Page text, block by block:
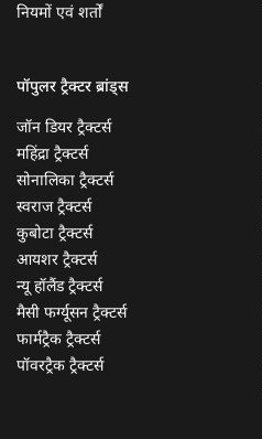
नियमों एवं शर्तों
पॉपुलर ट्रैक्टर ब्रांड्स
जॉन डियर ट्रैक्टर्स
महिंद्रा ट्रैक्टर्स
सोनालिका ट्रैक्टर्स
स्वराज ट्रैक्टर्स
कुबोटा ट्रैक्टर्स
आयशर ट्रैक्टर्स
न्यू हॉलैंड ट्रैक्टर्स
मैसी फर्ग्यूसन ट्रैक्टर्स
फार्मट्रैक ट्रैक्टर्स
पॉवरट्रैक ट्रैक्टर्स